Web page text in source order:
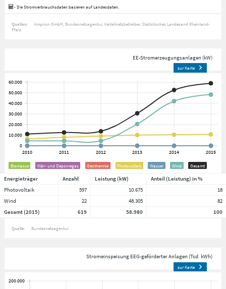
- Die Stromverbrauchsdaten basieren auf Landesdaten.
Quellen: Amprion GmbH Bundesnetzagentur Verteilnetzbetreiber Statistisches Landesamt Rheinland-
Pfalz
EE-Stromerzeugungsanlagen (kW)
zur Karte
Biomasse Klär- und Deponiegas Geothermie Photovoltaik Wasser Wind Gesamt
Energieträger Anzahl Leistung (kW)
Anteil (Leistung) in %
Photovoltaik
597 10.675
18
Wind
22 48.305
82
Gesamt (2015)
619 58.980 100
Quelle: Bundesnetzagentur
Stromeinspeisung EEG-geförderter Anlagen (Tsd. kWh)
zur Karte